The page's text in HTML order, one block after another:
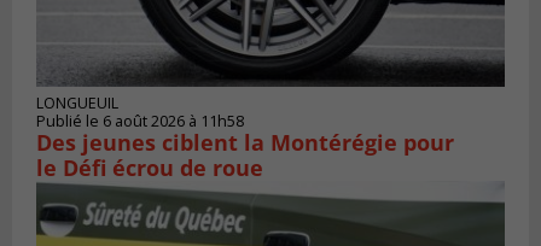
LONGUEUIL
Publié le 6 août 2026 à 11h58
Des jeunes ciblent la Montérégie pour
le Défi écrou de roue